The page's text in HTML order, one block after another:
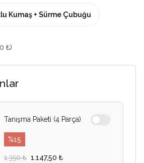
Kumaş + Sürme Çubuğu
₺)
Tanışma Paketi (4 Parça)
%15
1.350 ₺ 1.147,50 ₺